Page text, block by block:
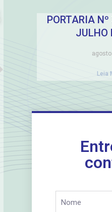
PORTARIA
JULHO
Leia